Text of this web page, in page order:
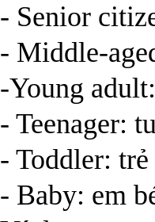
- Senior
- Middle-
-Young
- Teenager:
- Toddler:
- Baby: em